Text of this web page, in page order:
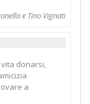
e Tino Vignati
donarsi,
a